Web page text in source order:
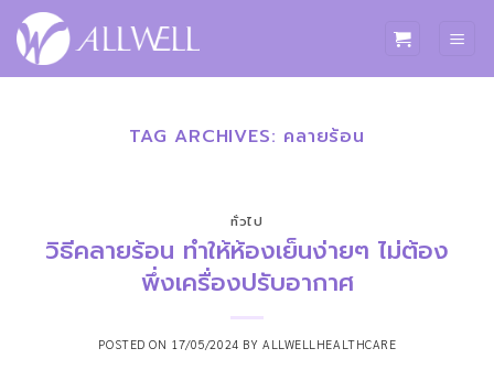
ข้าม
ไป
TAG ARCHIVES: คลายร้อน
ทั่วไป
วิธีคลายร้อน ทำให้ห้องเย็นง่ายๆ ไม่ต้อง
พึ่งเครื่องปรับอากาศ
POSTED ON 17/05/2024 BY ALLWELLHEALTHCARE